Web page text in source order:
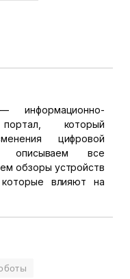
информационно-
портал, который
цифровой
описываем все
обзоры устройств
которые влияют на